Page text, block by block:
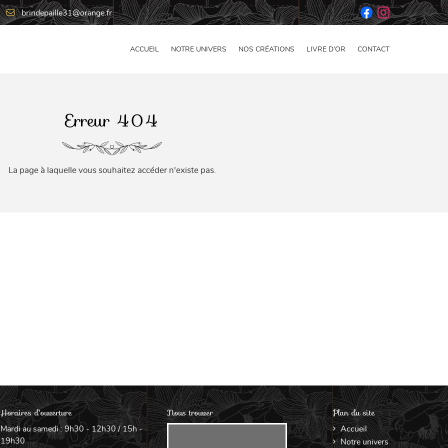
ACCUEIL NOTRE UNIVERS NOS CRÉATIONS LIVRE D’OR CONTACT
à
Erreur 404
La page à laquelle vous souhaitez accéder n'existe pas.
Horaires d'ouverture
Mardi au samedi : 9h30 - 12h30 / 15h -
19h30
Nous trouver Plan du site
Accueil
Notre univers